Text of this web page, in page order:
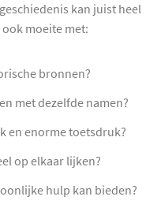
kan juist heel
moeite met:
bronnen?
met dezelfde namen?
en enorme toetsdruk?
op elkaar lijken?
hulp kan bieden?